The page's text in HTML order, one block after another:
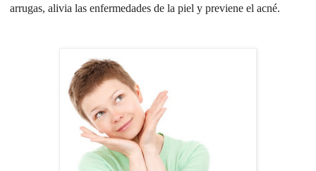
arrugas, alivia las enfermedades de la piel y previene el acné.